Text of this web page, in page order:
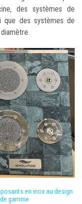
des systèmes de
que des systèmes de
en inox au design
gamme